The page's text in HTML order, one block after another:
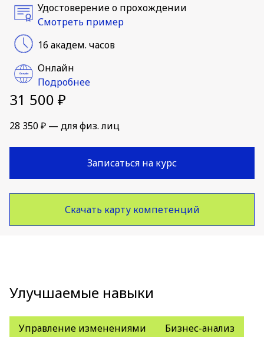
Удостоверение о прохождении
Смотреть пример
16 академ. часов
Онлайн
Подробнее
31 500 ₽
28 350 ₽ — для физ. лиц
Записаться на курс
Скачать карту компетенций
Улучшаемые навыки
Управление изменениями
Бизнес-анализ